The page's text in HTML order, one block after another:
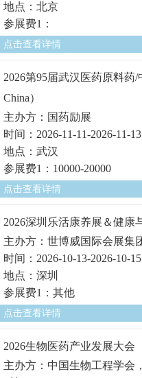
地点：北京
参展费1：
点击查看详情
2026第95届武汉医药原料
China）
主办方：国药励展
时间：2026-11-11-2026-11-13
地点：武汉
参展费1：10000-20000
点击查看详情
2026深圳乐活康养展＆健康
主办方：世博威国际会展集
时间：2026-10-13-2026-10-15
地点：深圳
参展费1：其他
点击查看详情
2026生物医药产业发展大会
主办方：中国生物工程学会